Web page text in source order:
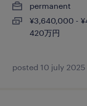
permanent
¥3,640,000 -
420万円
posted 10 july 2025